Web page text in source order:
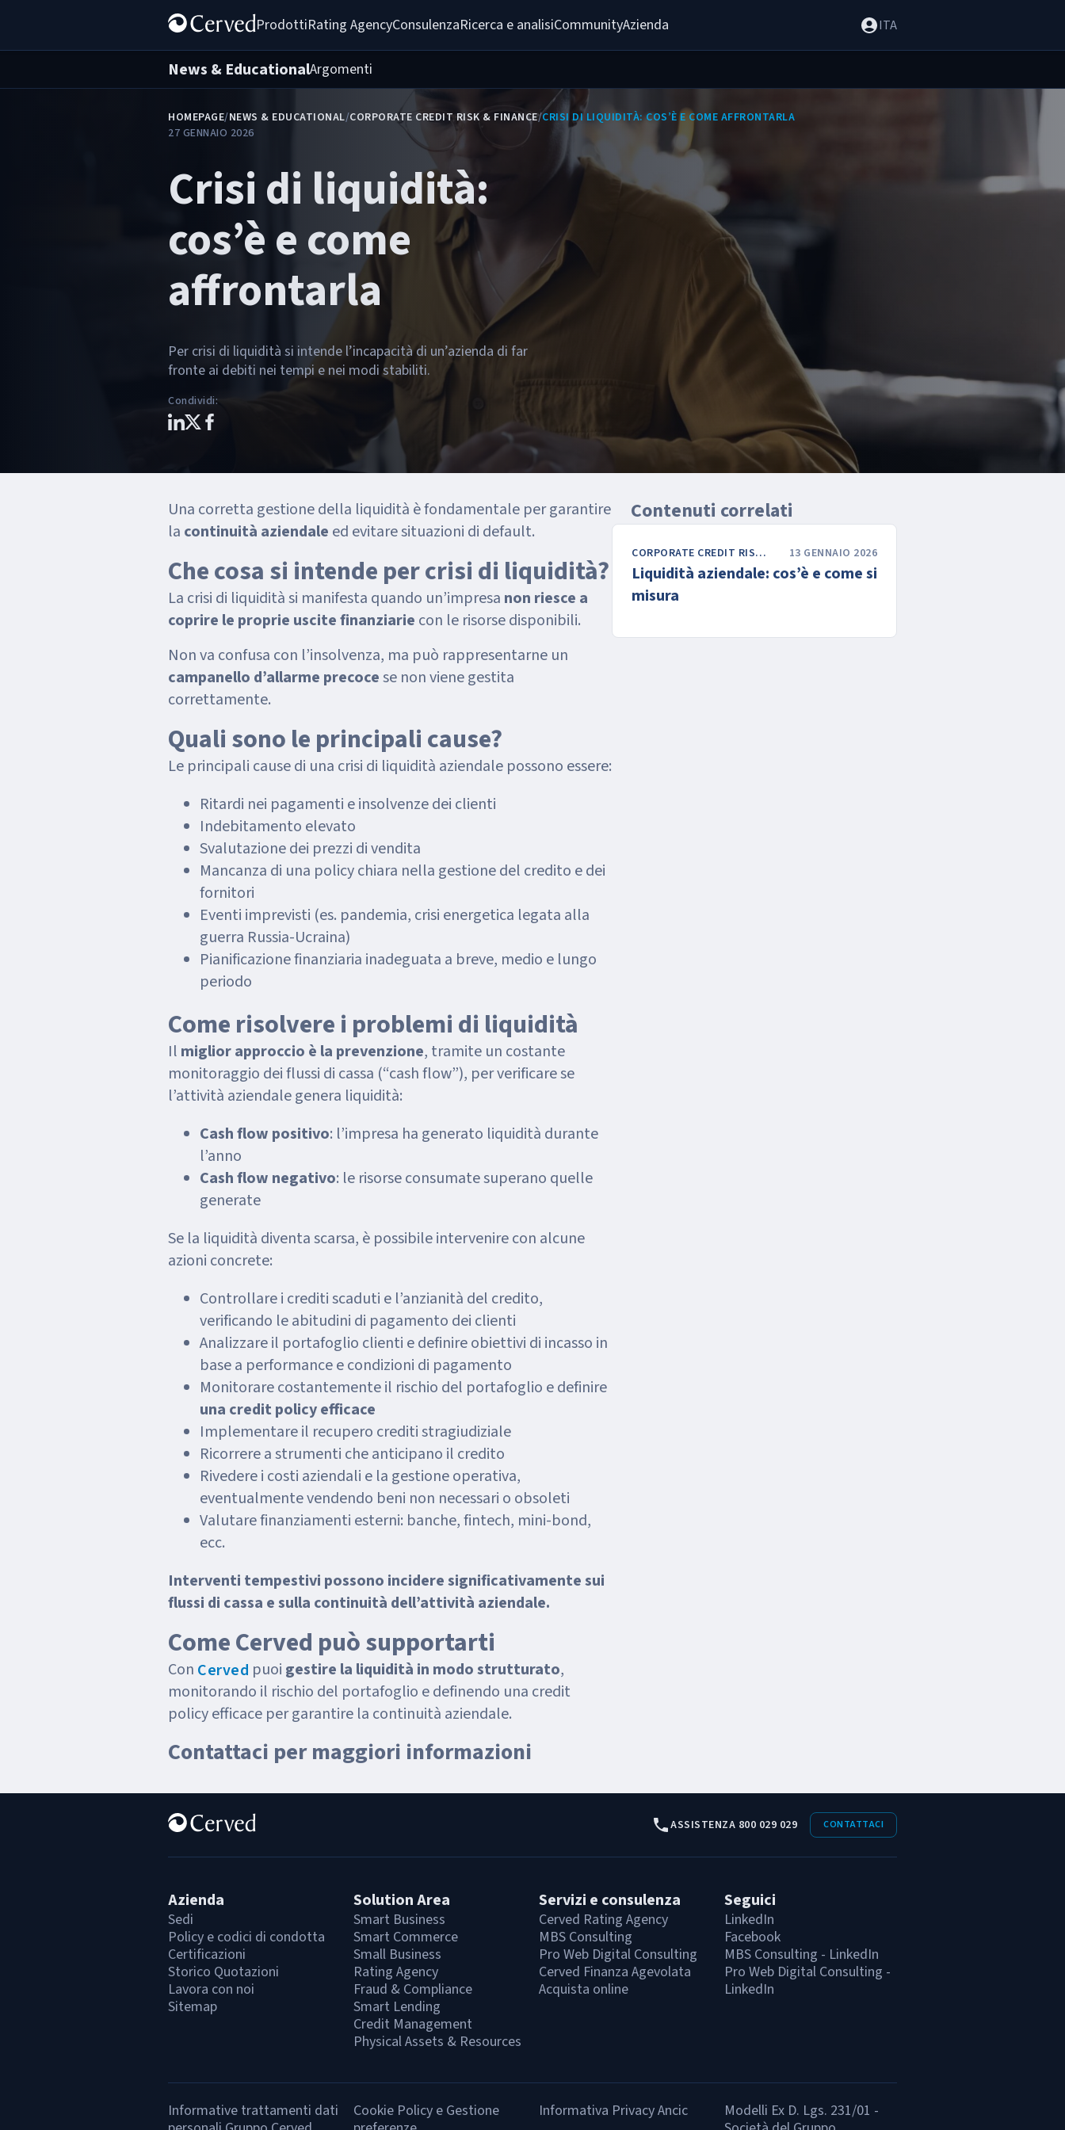
ProdottiRating AgencyConsulenzaRicerca e analisiCommunityAzienda ITA
News & EducationalArgomenti
HOMEPAGE/NEWS & EDUCATIONAL/CORPORATE CREDIT RISK & FINANCE/CRISI DI LIQUIDITÀ: COS’È E COME AFFRONTARLA
27 GENNAIO 2026
Crisi di liquidità:
cos’è e come
affrontarla
Per crisi di liquidità si intende l’incapacità di un’azienda di far
fronte ai debiti nei tempi e nei modi stabiliti.
Condividi:
Una corretta gestione della liquidità è fondamentale per garantire
la continuità aziendale ed evitare situazioni di default.
Che cosa si intende per crisi di liquidità?
La crisi di liquidità si manifesta quando un’impresa non riesce a
coprire le proprie uscite finanziarie con le risorse disponibili.
Non va confusa con l’insolvenza, ma può rappresentarne un
campanello d’allarme precocese non viene gestita
correttamente.
Quali sono le principali cause?
Le principali cause di una crisi di liquidità aziendale possono essere:
Ritardi nei pagamenti e insolvenze dei clienti
Indebitamento elevato
Svalutazione dei prezzi di vendita
Mancanza di una policy chiara nella gestione del credito e dei
fornitori
Eventi imprevisti (es. pandemia, crisi energetica legata alla
guerra Russia-Ucraina)
Pianificazione finanziaria inadeguata a breve, medio e lungo
periodo
Come risolvere i problemi di liquidità
Il miglior approccio è la prevenzione, tramite un costante
monitoraggio dei flussi di cassa (“cash flow”), per verificare se
l’attività aziendale genera liquidità:
Cash flow positivo: l’impresa ha generato liquidità durante
l’anno
Cash flow negativo: le risorse consumate superano quelle
generate
Se la liquidità diventa scarsa, è possibile intervenire con alcune
azioni concrete:
Controllare i crediti scaduti e l’anzianità del credito,
verificando le abitudini di pagamento dei clienti
Analizzare il portafoglio clienti e definire obiettivi di incasso in
base a performance e condizioni di pagamento
Monitorare costantemente il rischio del portafoglio e definire
una credit policy efficace
Implementare il recupero crediti stragiudiziale
Ricorrere a strumenti che anticipano il credito
Rivedere i costi aziendali e la gestione operativa,
eventualmente vendendo beni non necessari o obsoleti
Valutare finanziamenti esterni: banche, fintech, mini-bond,
ecc.
Interventi tempestivi possono incidere significativamente sui
flussi di cassa e sulla continuità dell’attività aziendale.
Come Cerved può supportarti
Con Cerved puoi gestire la liquidità in modo strutturato,
monitorando il rischio del portafoglio e definendo una credit
policy efficace per garantire la continuità aziendale.
Contattaci per maggiori informazioni
Contenuti correlati
CORPORATE CREDIT RISK & FINANCE 13 GENNAIO 2026
Liquidità aziendale: cos’è e come si
misura
ASSISTENZA 800 029 029 CONTATTACI
Azienda
Sedi
Policy e codici di condotta
Certificazioni
Storico Quotazioni
Lavora con noi
Sitemap
Solution Area
Smart Business
Smart Commerce
Small Business
Rating Agency
Fraud & Compliance
Smart Lending
Credit Management
Physical Assets & Resources
Servizi e consulenza
Cerved Rating Agency
MBS Consulting
Pro Web Digital Consulting
Cerved Finanza Agevolata
Acquista online
Seguici
LinkedIn
Facebook
MBS Consulting - LinkedIn
Pro Web Digital Consulting -
LinkedIn
Informative trattamenti dati
Cookie Policy e Gestione
Informativa Privacy Ancic
Modelli Ex D. Lgs. 231/01 -